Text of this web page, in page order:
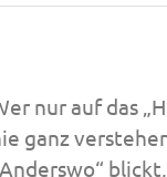
nur auf das
ganz